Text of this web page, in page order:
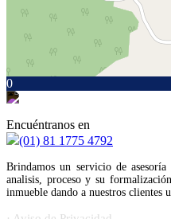
0
Encuéntranos en
(01) 81 1775 4792
Brindamos un servicio de
analisis, proceso y su
inmueble dando a nuestros clientes